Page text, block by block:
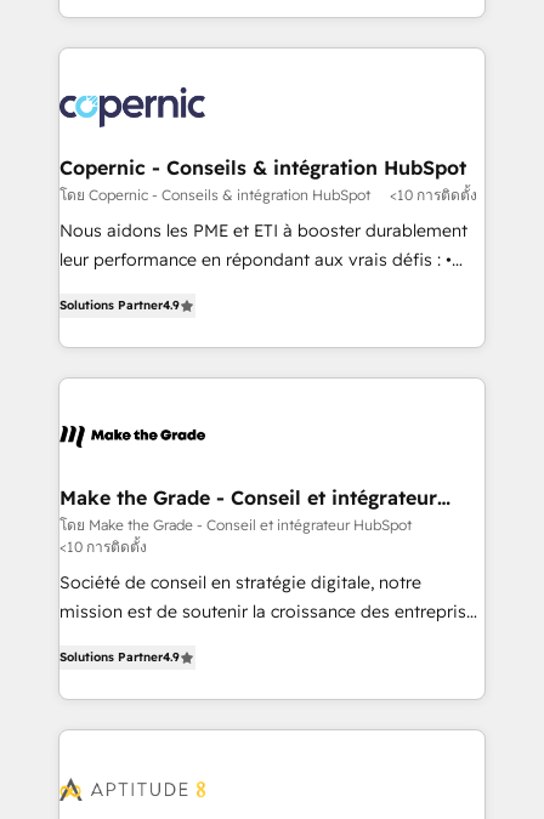
together. ➤ AI and Integrations: Layer Breeze AI,
rollouts, adoption coaching. Buying HubSpot,
switching to it, or reviving a stale portal? We are
where agencies fail: combining GTM strategy with
technical execution to solve the right problem at the
implement your CRM. We engineer revenue
outcomes for the GTM owner on HubSpot. We Build
Different Because We're Built Different: - Secure:
Soc2 compliant 🛡️ - Onboarding: Implementations
starting from $1,5k - Clay: Elite Studio Solutions
Partner 🤝 - Global: 75+ RPers across five continents
Elite HubSpot Partner 🪴 - CRM: More Sales Hub
implementations than any other Partner 💻 -
agency for a GTM engineer’s job. The choice is
Copernic - Conseils & intégration HubSpot
โดย Copernic - Conseils & intégration HubSpot <10 การติดตั้ง
Nous aidons les PME et ETI à booster durablement
leur performance en répondant aux vrais défis : •
téléphonie, etc.) • Alignement des équipes grâce à un
outil et des données partagées • Amélioration de la
collecte et de l’analyse des données pour des
de la productivité des équipes Notre équipe de 30
avec un engagement total, alignant processus
métiers et technologie, et guidant vos équipes à
travers le changement, tout en centrant vos objectifs
d’entreprise. Grâce à une méthodologie éprouvée
auprès de plus de 400 clients, nous comprenons
HubSpot dans votre organisation. Pour toute
question technique ou besoin de structuration de
votre projet HubSpot, contactez notre équipe pour
Solutions Partner4.9
Make the Grade - Conseil et intégrateur
HubSpot
โดย Make the Grade - Conseil et intégrateur HubSpot
<10 การติดตั้ง
Société de conseil en stratégie digitale, notre
mission est de soutenir la croissance des entreprises
l'intégration CRM et le développement des revenus
auprès de vos comptes existants. En France et à
l'international, nous travaillons avec des ETI
delà d’une simple transformation digitale et des
Solutions Partner4.9